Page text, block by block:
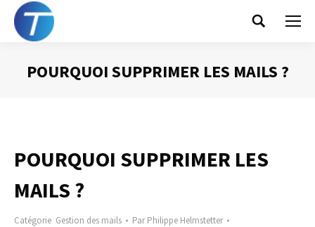
Search:
POURQUOI SUPPRIMER LES MAILS ?
POURQUOI SUPPRIMER LES
MAILS ?
Catégorie Gestion des mails ParPhilippe Helmstetter